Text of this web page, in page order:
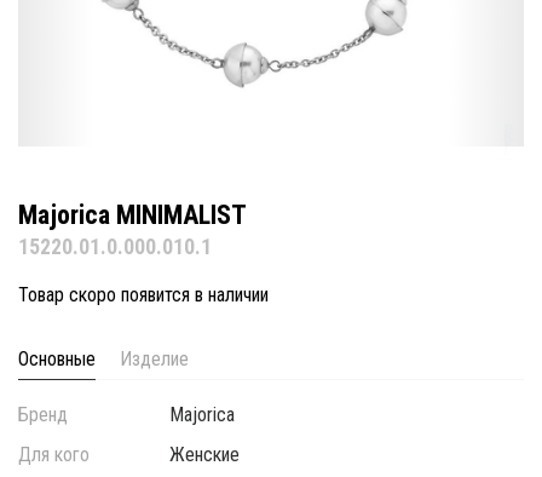
Majorica MINIMALIST
15220.01.0.000.010.1
Товар скоро появится в наличии
Основные Изделие
Бренд
Majorica
Для кого
Женские